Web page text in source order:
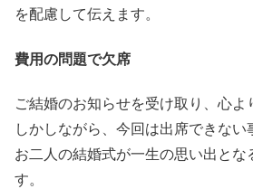
を配慮して伝えます。
費用の問題で欠席
ご結婚のお知らせを受け取り、心よ
しかしながら、今回は出席できない
お二人の結婚式が一生の思い出とな
す。